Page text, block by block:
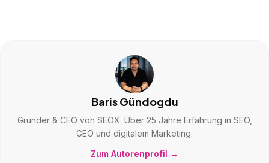
Baris Gündogdu
Gründer & CEO von SEOX. Über 25 Jahre Erfahrung in SEO,
GEO und digitalem Marketing.
Zum Autorenprofil →